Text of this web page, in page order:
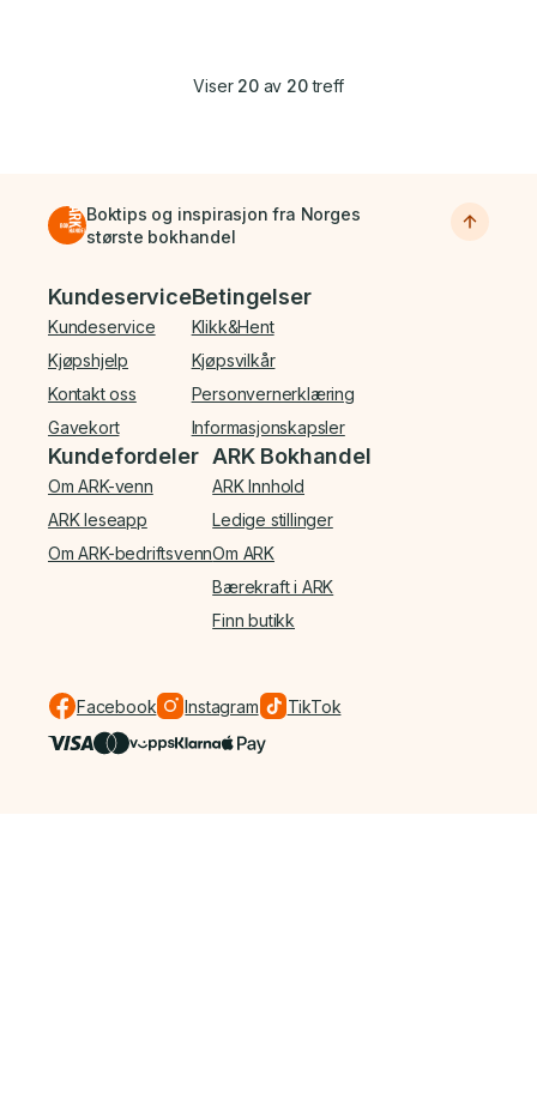
Viser 20av 20treff
Boktips og inspirasjon fra Norges
største bokhandel
Bunnmeny
Kundeservice
Kundeservice
Kjøpshjelp
Kontakt oss
Gavekort
Betingelser
Klikk&Hent
Kjøpsvilkår
Personvernerklæring
Informasjonskapsler
Kundefordeler
Om ARK-venn
ARK leseapp
Om ARK-bedriftsvenn
ARK Bokhandel
ARK Innhold
Ledige stillinger
Om ARK
Bærekraft i ARK
Finn butikk
Facebook Instagram TikTok